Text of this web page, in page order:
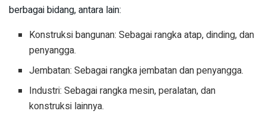
berbagai bidang, antara lain:
Konstruksi bangunan: Sebagai rangka atap, dinding, dan
penyangga.
Jembatan: Sebagai rangka jembatan dan penyangga.
Industri: Sebagai rangka mesin, peralatan, dan
konstruksi lainnya.